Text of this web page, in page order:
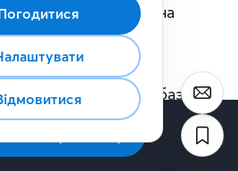
50% знижку на
12 місяців
типом серверу.
рішення на базі
у дата-центрі Київстар, яке
створювати, розгортати та